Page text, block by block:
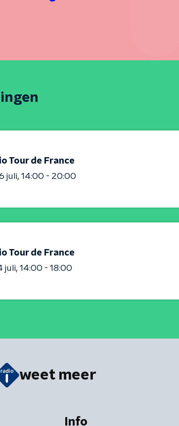
Tour de France
juli 14:00 - 20:00
Tour de France
juli 14:00 - 18:00
weet meer
Info